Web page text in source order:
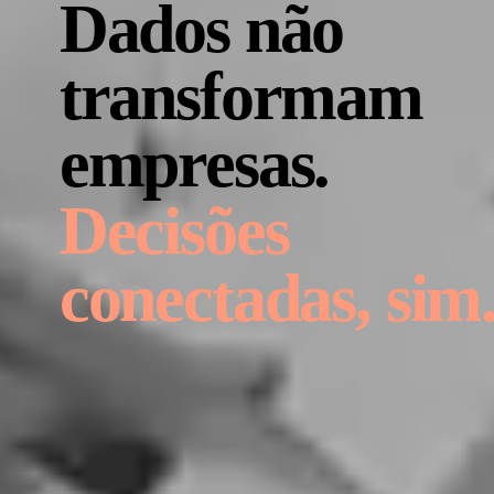
Dados não
transformam
empresas.
Decisões
conectadas,